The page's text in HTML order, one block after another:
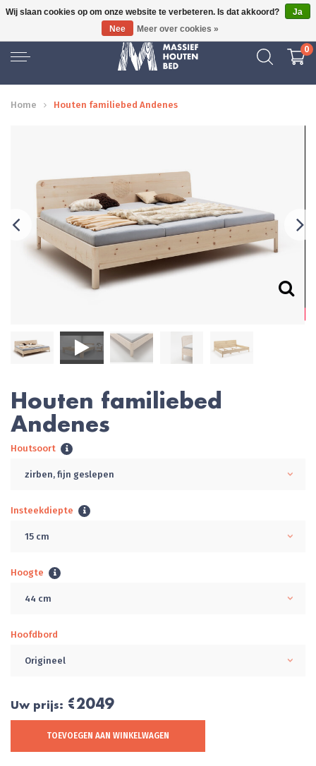
GRATIS BEZORGD
0
Home Houten familiebed Andenes
Houten familiebed
Andenes
Houtsoort
zirben, fijn geslepen
Insteekdiepte
15 cm
Hoogte
44 cm
Hoofdbord
Origineel
Uw prijs: €2049
TOEVOEGEN AAN WINKELWAGEN
Wij slaan cookies op om onze website te verbeteren. Is dat akkoord?
Ja
Nee
Meer over cookies »